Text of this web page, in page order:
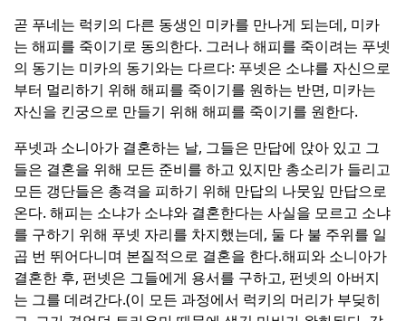
곧 푸네는 럭키의 다른 동생인 미카를 만나게 되는데, 미카
는 해피를 죽이기로 동의한다. 그러나 해피를 죽이려는 푸넷
의 동기는 미카의 동기와는 다르다: 푸넷은 소냐를 자신으로
부터 멀리하기 위해 해피를 죽이기를 원하는 반면, 미카는
자신을 킨궁으로 만들기 위해 해피를 죽이기를 원한다.
푸넷과 소니아가 결혼하는 날, 그들은 만답에 앉아 있고 그
들은 결혼을 위해 모든 준비를 하고 있지만 총소리가 들리고
모든 갱단들은 총격을 피하기 위해 만답의 나뭇잎 만답으로
온다. 해피는 소냐가 소냐와 결혼한다는 사실을 모르고 소냐
를 구하기 위해 푸넷 자리를 차지했는데, 둘 다 불 주위를 일
곱 번 뛰어다니며 본질적으로 결혼을 한다.해피와 소니아가
결혼한 후, 펀넷은 그들에게 용서를 구하고, 펀넷의 아버지
는 그를 데려간다.(이 모든 과정에서 럭키의 머리가 부딪히